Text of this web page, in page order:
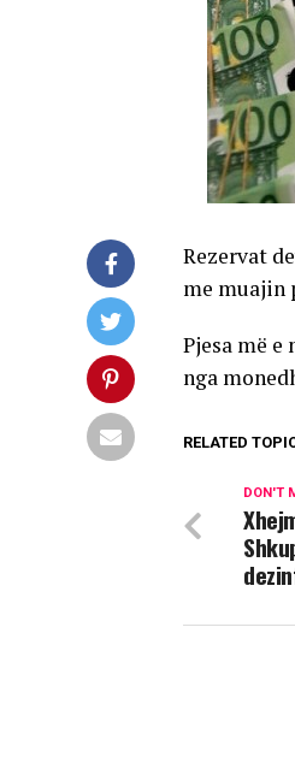
Rezervat
me muajin
Pjesa më
nga
RELATED
DON'T